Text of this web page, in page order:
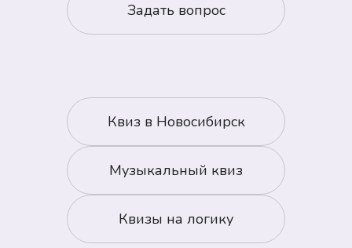
Задать вопрос
Квиз в Новосибирск
Музыкальный квиз
Квизы на логику